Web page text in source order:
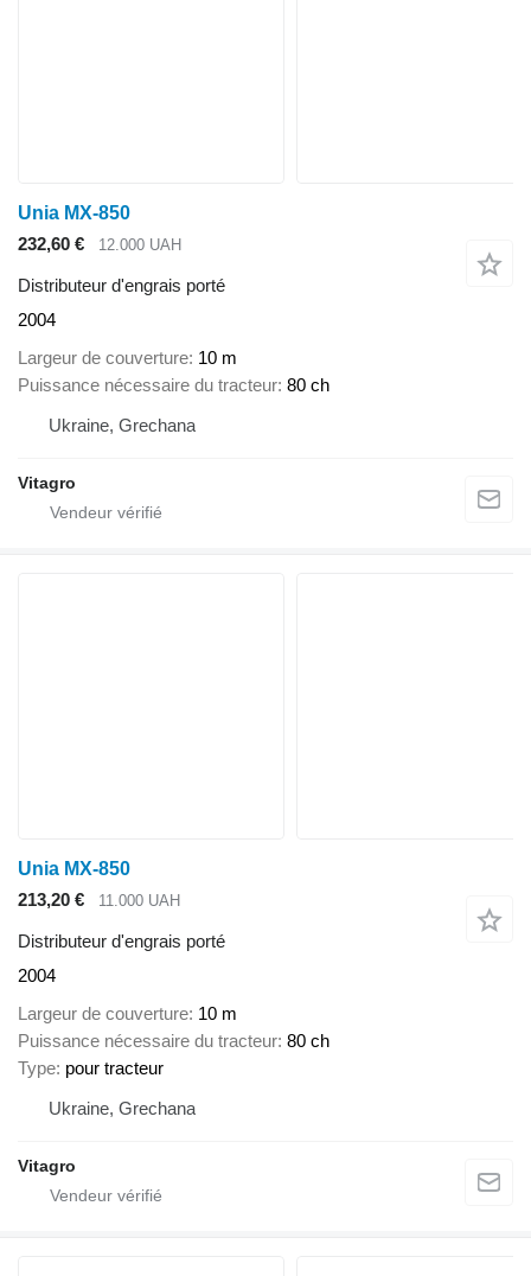
Unia MX-850
232,60 €
12.000 UAH
Distributeur d'engrais porté
2004
Largeur de couverture 10 m
Puissance nécessaire du tracteur 80 ch
Ukraine, Grechana
Vitagro
Unia MX-850
213,20 €
11.000 UAH
Distributeur d'engrais porté
2004
Largeur de couverture 10 m
Puissance nécessaire du tracteur 80 ch
Type pour tracteur
Ukraine, Grechana
Vitagro